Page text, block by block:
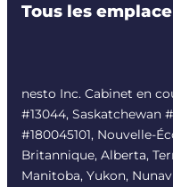
Tous les
nesto Inc. Cabinet en
#13044, Saskatchewan
#180045101, Nouvelle-
Britannique, Alberta,
Manitoba, Yukon,